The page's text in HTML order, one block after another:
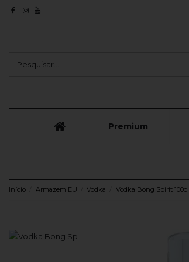
Premium
Início Armazem EU Vodka Vodka Bong Spirit 100cl